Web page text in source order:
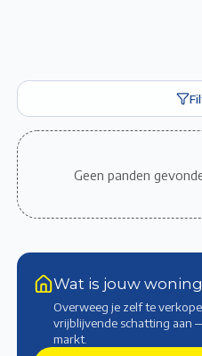
Geen panden
Wat is jouw
Overweeg je zelf te
vrijblijvende schatting aan
markt.